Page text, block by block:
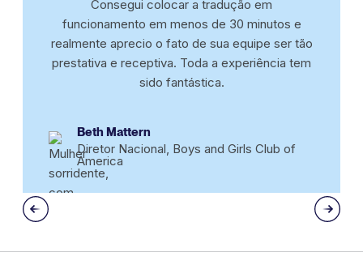
Consegui colocar a tradução em
funcionamento em menos de 30 minutos e
realmente aprecio o fato de sua equipe ser tão
prestativa e receptiva. Toda a experiência tem
sido fantástica.
Beth Mattern
Diretor Nacional, Boys and Girls Club of
America